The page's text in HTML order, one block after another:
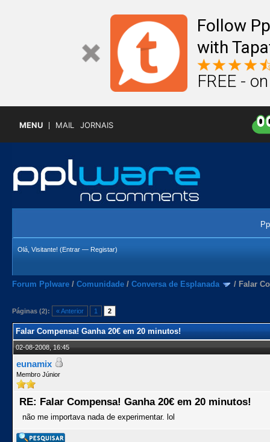
Follow
with
FREE -
MENU MAIL JORNAIS
Olá, Visitante! (Entrar — Registar)
Forum Pplware / Comunidade / Conversa de Esplanada / Falar
Páginas (2): « Anterior 1 2
Falar Compensa! Ganha 20€ em 20 minutos!
02-08-2008, 16:45
eunamix
Membro Júnior
RE: Falar Compensa! Ganha 20€ em 20 minutos!
não me importava nada de experimentar. lol